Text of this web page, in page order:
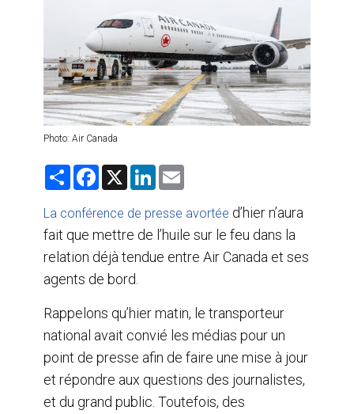
FORMATION & RESSOURCES
Photo: Air Canada
S
r
e
F
e
b
o
k
X
L
k
e
d
n
La conférence de presse avortée d’hier n’aura
fait que mettre de l’huile sur le feu dans la
relation déjà tendue entre Air Canada et ses
agents de bord.
Rappelons qu’hier matin, le transporteur
national avait convié les médias pour un
point de presse afin de faire une mise à jour
et répondre aux questions des journalistes,
et du grand public. Toutefois, des